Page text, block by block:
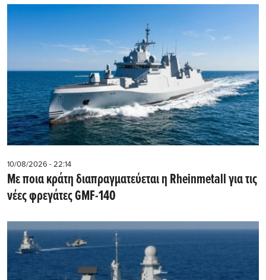
10/08/2026 - 22:14
Με ποια κράτη διαπραγματεύεται η Rheinmetall για τις
νέες φρεγάτες GMF-140